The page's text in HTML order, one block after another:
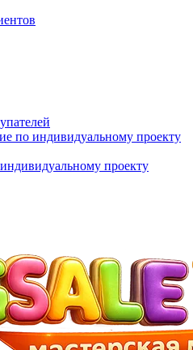
по индивидуальному проекту
проекту